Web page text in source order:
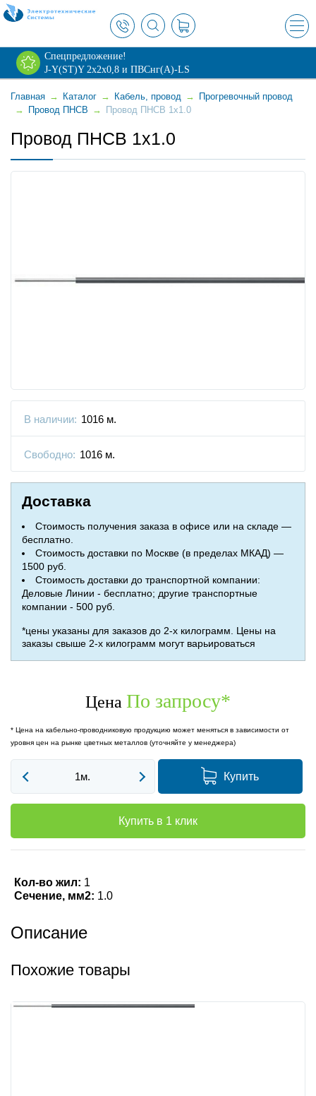
×
Спецпредложение!
J-Y(ST)Y 2х2х0,8 и ПВСнг(А)-LS
Главная → Каталог → Кабель, провод →
Прогревочный провод
→
Провод ПНСВ → Провод ПНСВ 1x1.0
Провод ПНСВ 1x1.0
В наличии: 1016 м.
Свободно: 1016 м.
Доставка
Стоимость получения заказа в офисе или на складе —
бесплатно.
Стоимость доставки по Москве (в пределах МКАД) —
1500 руб.
Стоимость доставки до транспортной компании:
Деловые Линии - бесплатно; другие транспортные
компании - 500 руб.
*цены указаны для заказов до 2-х килограмм. Цены на
заказы свыше 2-х килограмм могут варьироваться
Цена По запросу*
* Цена на кабельно-проводниковую продукцию может меняться в зависимости от
уровня цен на рынке цветных металлов (уточняйте у менеджера)
Купить
Купить в 1 клик
Кол-во жил: 1
Сечение, мм2: 1.0
Описание
Похожие товары